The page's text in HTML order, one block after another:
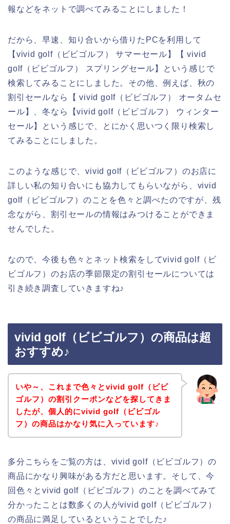
報などをネットで調べてみることにしました！
だから、早速、知り合いから借りたPCを利用して
【vivid golf（ビビゴルフ） サマーセール】【 vivid
golf（ビビゴルフ） スプリングセール】という感じで
検索してみることにしました。その他、例えば、秋の
割引セールなら【 vivid golf（ビビゴルフ） オータムセ
ール】、冬なら【vivid golf（ビビゴルフ） ウィンター
セール】という感じで、とにかく思いつく限り検索し
てみることにしました。
このような感じで、vivid golf（ビビゴルフ）のお店に
詳しい私の知り合いにも協力してもらいながら、vivid
golf（ビビゴルフ）のことを色々と調べたのですが、残
念ながら、割引セールの情報はみつけることができま
せんでした。
なので、今後も色々とネット検索をしてvivid golf（ビ
ビゴルフ）のお店の季節限定の割引セールについては
引き続き調査していきますね♪
vivid golf（ビビゴルフ）の商品は超
おすすめ♪
いや～、これまで色々とvivid golf（ビビ
ゴルフ）の割引クーポンなどを探してきま
したが、個人的にvivid golf（ビビゴル
フ）の商品はかなり気に入っています♪
多分こちらをご覧の方は、vivid golf（ビビゴルフ）の
商品にかなり興味がある方だと思います。そして、今
回色々とvivid golf（ビビゴルフ）のことを調べてみて
分かったことは数多くの人がvivid golf（ビビゴルフ）
の商品に満足しているということでした♪